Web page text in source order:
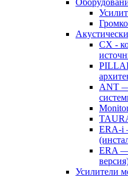
CX -
ANT —
ERA-i
ERA —
Усилители